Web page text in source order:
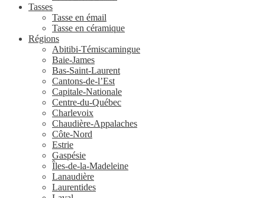
Tasses
Tasse en émail
Tasse en céramique
Régions
Abitibi-Témiscamingue
Baie-James
Bas-Saint-Laurent
Cantons-de-l’Est
Capitale-Nationale
Centre-du-Québec
Charlevoix
Chaudière-Appalaches
Côte-Nord
Estrie
Gaspésie
Îles-de-la-Madeleine
Lanaudière
Laurentides